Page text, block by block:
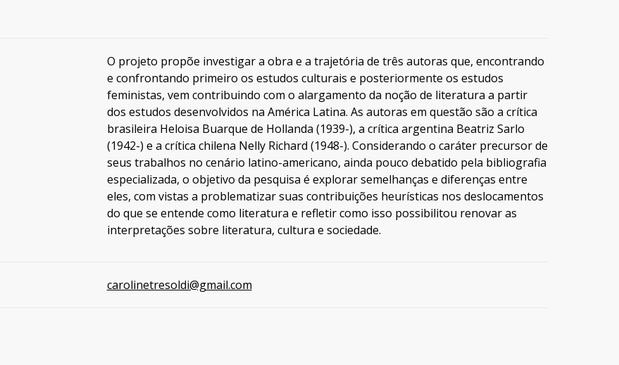
O projeto propõe investigar a obra e a trajetória de três autoras que, encontrando
e confrontando primeiro os estudos culturais e posteriormente os estudos
feministas, vem contribuindo com o alargamento da noção de literatura a partir
dos estudos desenvolvidos na América Latina. As autoras em questão são a crítica
brasileira Heloisa Buarque de Hollanda (1939-), a crítica argentina Beatriz Sarlo
(1942-) e a crítica chilena Nelly Richard (1948-). Considerando o caráter precursor de
seus trabalhos no cenário latino-americano, ainda pouco debatido pela bibliografia
especializada, o objetivo da pesquisa é explorar semelhanças e diferenças entre
eles, com vistas a problematizar suas contribuições heurísticas nos deslocamentos
do que se entende como literatura e refletir como isso possibilitou renovar as
interpretações sobre literatura, cultura e sociedade.
carolinetresoldi@gmail.com